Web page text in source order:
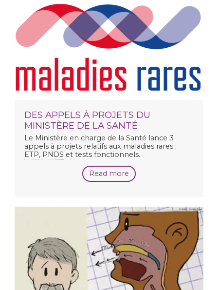
DES APPELS À PROJETS DU
MINISTÈRE DE LA SANTÉ
Le Ministère en charge de la Santé lance 3
appels à projets relatifs aux maladies rares :
ETP, PNDS et tests fonctionnels.
Read more